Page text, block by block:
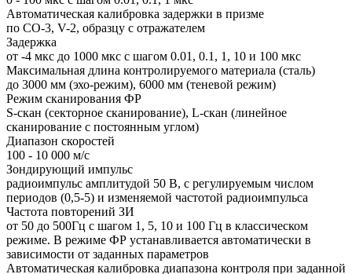
Автоматическая калибровка задержки в призме
по СО-3, V-2, образцу с отражателем
Задержка
от -4 мкс до 1000 мкс с шагом 0.01, 0.1, 1, 10 и 100 мкс
Максимальная длина контролируемого материала (сталь)
до 3000 мм (эхо-режим), 6000 мм (теневой режим)
Режим сканирования ФР
S-скан (секторное сканирование), L-скан (линейное
сканирование с постоянным углом)
Диапазон скоростей
100 - 10 000 м/с
Зондирующий импульс
радиоимпульс амплитудой 50 В, с регулируемым числом
периодов (0,5-5) и изменяемой частотой радиоимпульса
Частота повторений ЗИ
от 50 до 500Гц с шагом 1, 5, 10 и 100 Гц в классическом
режиме. В режиме ФР устанавливается автоматически в
зависимости от заданных параметров
Автоматическая калибровка диапазона контроля при заданной